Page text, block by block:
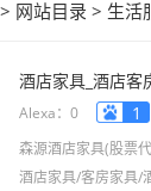
> 网站目录 > 生活
酒店家具_酒店客
Alexa：0 1
森源酒店家具(股票
酒店家具/客房家具/